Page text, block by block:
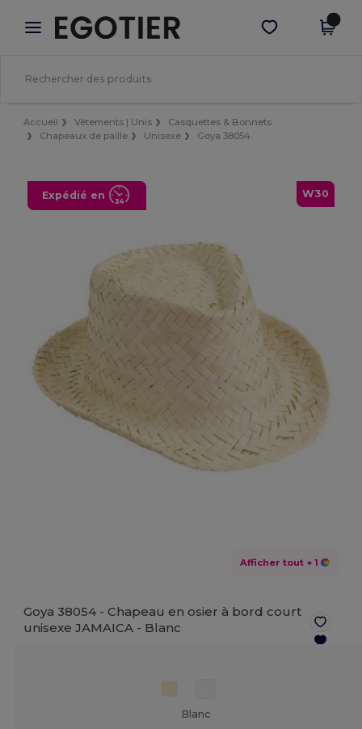
× Appli Egotier
Meilleurs prix sur l’app !
Obtenir l'appli
Accueil Vêtements | Unis
Casquettes & Bonnets
Chapeaux de paille
Unisexe Goya 38054
W30
Expédié en
Afficher tout + 1
Goya 38054 - Chapeau en osier à bord court
unisexe JAMAICA - Blanc
Blanc